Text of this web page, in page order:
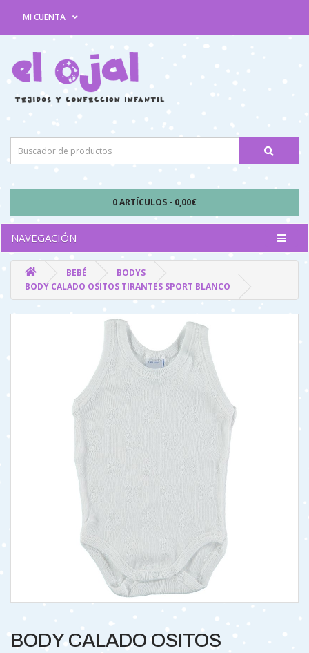
MI CUENTA
0 ARTÍCULOS - 0,00€
NAVEGACIÓN
BEBÉ
BODYS
BODY CALADO OSITOS TIRANTES SPORT BLANCO
BODY CALADO OSITOS